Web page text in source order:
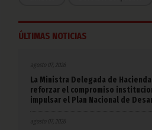
ÚLTIMAS NOTICIAS
agosto 07, 2026
La Ministra Delegada de
reforzar el compromiso
impulsar el Plan Nacional de
agosto 07, 2026